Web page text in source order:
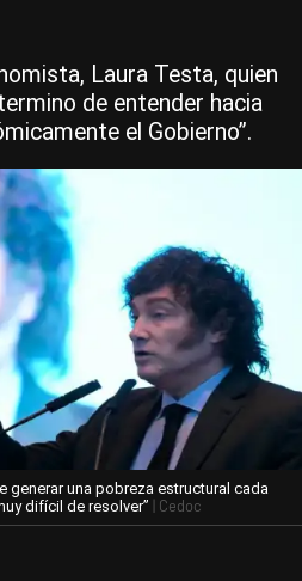
Laura Testa, quien
de entender hacia
el Gobierno”.
generar una pobreza estructural cada
difícil de resolver” | Cedoc